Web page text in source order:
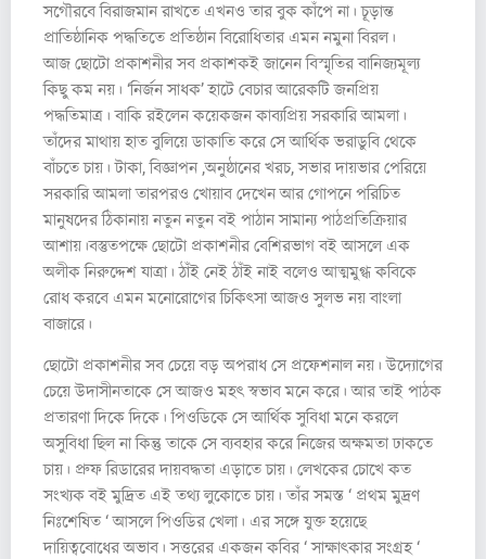
সগৌরবে বিরাজমান রাখতে এখনও তার বুক কাঁপে না। চূড়ান্ত
প্রাতিষ্ঠানিক পদ্ধতিতে প্রতিষ্ঠান বিরোধিতার এমন নমুনা বিরল।
আজ ছোটো প্রকাশনীর সব প্রকাশকই জানেন বিস্মৃতির বানিজ্যমূল্য
কিছু কম নয়। ‘নির্জন সাধক’ হাটে বেচার আরেকটি জনপ্রিয়
পদ্ধতিমাত্র। বাকি রইলেন কয়েকজন কাব্যপ্রিয় সরকারি আমলা।
তাঁদের মাথায় হাত বুলিয়ে ডাকাতি করে সে আর্থিক ভরাডুবি থেকে
বাঁচতে চায়। টাকা, বিজ্ঞাপন ,অনুষ্ঠানের খরচ, সভার দায়ভার পেরিয়ে
সরকারি আমলা তারপরও খোয়াব দেখেন আর গোপনে পরিচিত
মানুষদের ঠিকানায় নতুন নতুন বই পাঠান সামান্য পাঠপ্রতিক্রিয়ার
আশায়।বস্তুতপক্ষে ছোটো প্রকাশনীর বেশিরভাগ বই আসলে এক
অলীক নিরুদ্দেশ যাত্রা। ঠাঁই নেই ঠাঁই নাই বলেও আত্মমুগ্ধ কবিকে
রোধ করবে এমন মনোরোগের চিকিৎসা আজও সুলভ নয় বাংলা
বাজারে।
ছোটো প্রকাশনীর সব চেয়ে বড় অপরাধ সে প্রফেশনাল নয়। উদ্যোগের
চেয়ে উদাসীনতাকে সে আজও মহৎ স্বভাব মনে করে। আর তাই পাঠক
প্রতারণা দিকে দিকে। পিওডিকে সে আর্থিক সুবিধা মনে করলে
অসুবিধা ছিল না কিন্তু তাকে সে ব্যবহার করে নিজের অক্ষমতা ঢাকতে
চায়। প্রুফ রিডারের দায়বদ্ধতা এড়াতে চায়। লেখকের চোখে কত
সংখ্যক বই মুদ্রিত এই তথ্য লুকোতে চায়। তাঁর সমস্ত ‘ প্রথম মুদ্রণ
নিঃশেষিত ‘ আসলে পিওডির খেলা। এর সঙ্গে যুক্ত হয়েছে
দায়িত্ববোধের অভাব। সত্তরের একজন কবির ‘ সাক্ষাৎকার সংগ্রহ ‘